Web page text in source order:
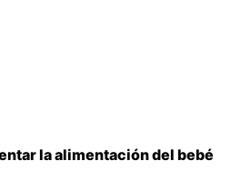
la alimentación del bebé